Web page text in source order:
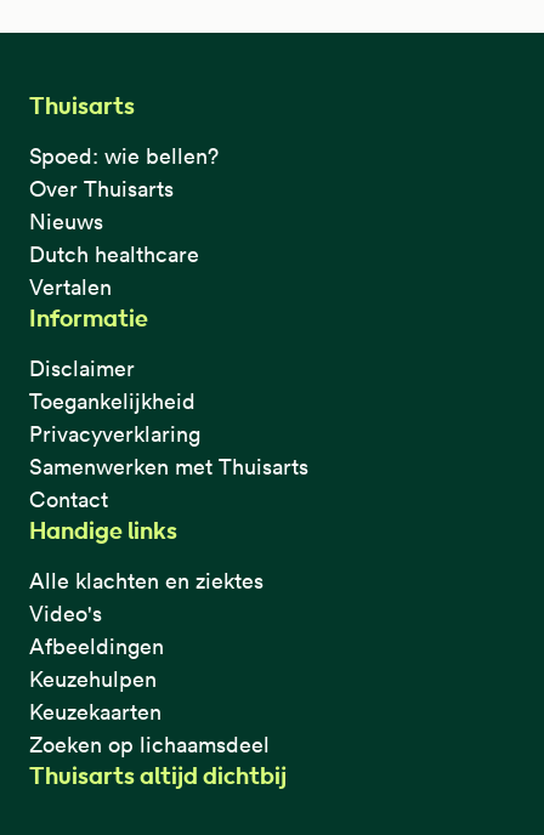
Thuisarts
Spoed: wie bellen?
Over Thuisarts
Nieuws
Dutch healthcare
Vertalen
Informatie
Disclaimer
Toegankelijkheid
Privacyverklaring
Samenwerken met Thuisarts
Contact
Handige links
Alle klachten en ziektes
Video's
Afbeeldingen
Keuzehulpen
Keuzekaarten
Zoeken op lichaamsdeel
Thuisarts altijd dichtbij